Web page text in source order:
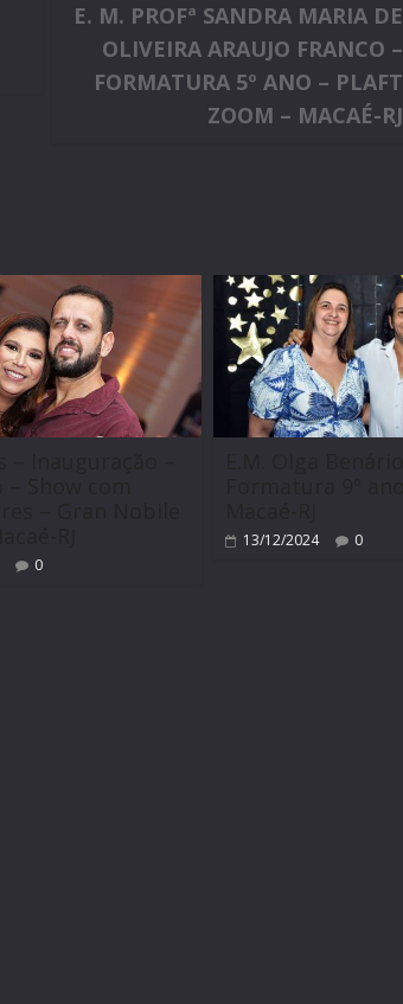
E. M. PROFª SANDRA MARIA DE
OLIVEIRA ARAUJO FRANCO –
FORMATURA 5º ANO – PLAFT
ZOOM – MACAÉ-RJ
0
13/12/2024 0